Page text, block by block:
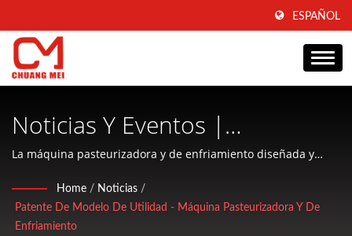
ESPAÑOL
Noticias Y Eventos |
Fabricante De Maquinaria
Para Procesamiento Y
Condicionamiento De
La máquina pasteurizadora y de enfriamiento diseñada y
Home / Noticias /
Patente De Modelo De Utilidad - Máquina Pasteurizadora Y De
Enfriamiento